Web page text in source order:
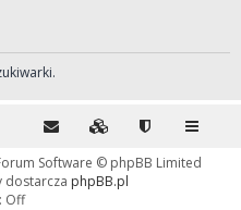
Software © phpBB Limited
dostarcza phpBB.pl
Off